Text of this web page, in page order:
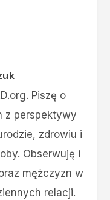
Piszę o
z perspektywy
zdrowiu i
Obserwuję i
mężczyzn w
relacji.